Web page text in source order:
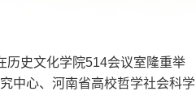
历史文化学院514会议室隆重举
中心、河南省高校哲学社会科学